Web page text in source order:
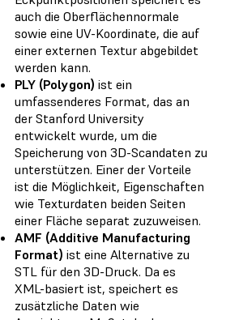
auch die Oberflächennormale
sowie eine UV-Koordinate, die auf
einer externen Textur abgebildet
werden kann.
PLY (Polygon) ist ein
umfassenderes Format, das an
der Stanford University
entwickelt wurde, um die
Speicherung von 3D-Scandaten zu
unterstützen. Einer der Vorteile
ist die Möglichkeit, Eigenschaften
wie Texturdaten beiden Seiten
einer Fläche separat zuzuweisen.
AMF (Additive Manufacturing
Format) ist eine Alternative zu
STL für den 3D-Druck. Da es
XML-basiert ist, speichert es
zusätzliche Daten wie